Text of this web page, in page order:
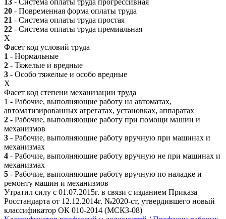
20 - Повременная форма оплаты труда
21 - Система оплаты труда простая
22 - Система оплаты труда премиальная
X
Фасет код условий труда
1 - Нормальные
2 - Тяжелые и вредные
3 - Особо тяжелые и особо вредные
X
Фасет код степени механизации труда
1 - Рабочие, выполняющие работу на автоматах,
автоматизированных агрегатах, установках, аппаратах
2 - Рабочие, выполняющие работу при помощи машин и
механизмов
3 - Рабочие, выполняющие работу вручную при машинах и
механизмах
4 - Рабочие, выполняющие работу вручную не при машинах и
механизмах
5 - Рабочие, выполняющие работу вручную по наладке и
ремонту машин и механизмов
Утратил силу с 01.07.2015г. в связи с изданием Приказа
Росстандарта от 12.12.2014г. №2020-ст, утвердившего новый
классификатор ОК 010-2014 (МСКЗ-08)